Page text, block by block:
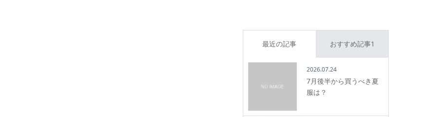
最近の記事 おすすめ記事1
2026.07.24
7月後半から買うべき夏
服は？